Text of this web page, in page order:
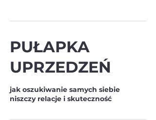
PUŁAPKA
UPRZEDZEŃ
jak oszukiwanie samych siebie
niszczy relacje i skuteczność